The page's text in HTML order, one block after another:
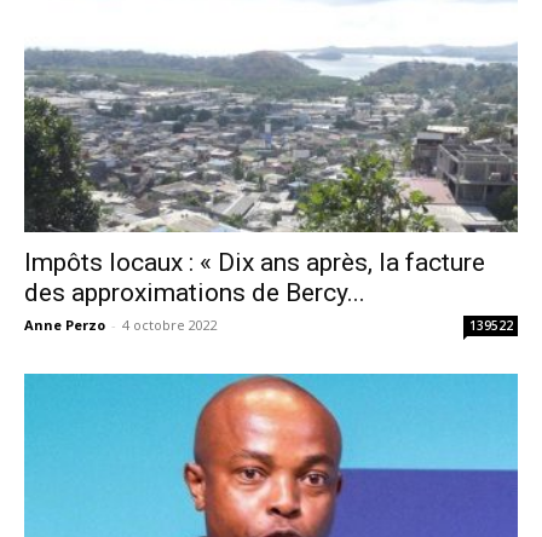
Impôts locaux : « Dix ans après, la facture
des approximations de Bercy...
Anne Perzo - 4 octobre 2022 139522